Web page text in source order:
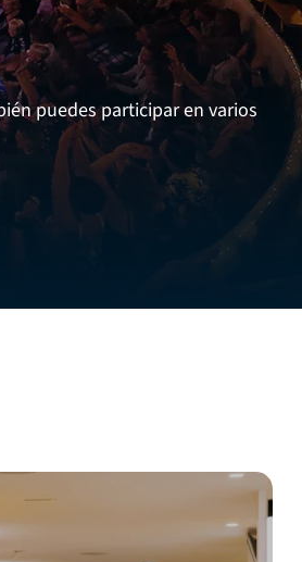
puedes participar en varios